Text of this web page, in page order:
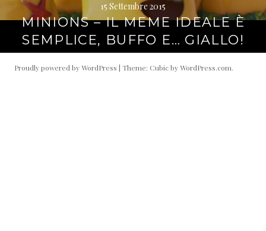
15 Settembre 2015
MINIONS – IL MEME IDEALE È
SEMPLICE, BUFFO E… GIALLO!
Proudly powered by WordPress | Theme: Cubic byWordPress.com.